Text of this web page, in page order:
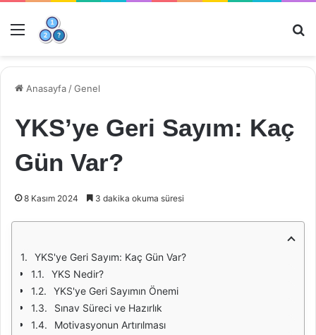
Menü
Anasayfa /Genel
YKS’ye Geri Sayım: Kaç
Gün Var?
8 Kasım 2024 3 dakika okuma süresi
YKS'ye Geri Sayım: Kaç Gün Var?
YKS Nedir?
YKS'ye Geri Sayımın Önemi
Sınav Süreci ve Hazırlık
Motivasyonun Artırılması